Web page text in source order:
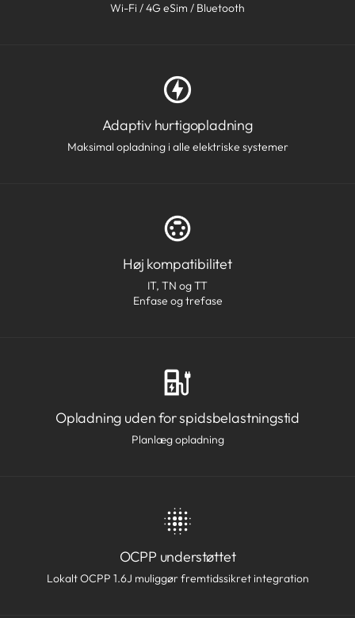
Wi-Fi / 4G eSim / Bluetooth
Adaptiv hurtigopladning
Maksimal opladning i alle elektriske systemer
Høj kompatibilitet
IT, TN og TT
Enfase og trefase
Opladning uden for spidsbelastningstid
Planlæg opladning
OCPP understøttet
Lokalt OCPP 1.6J muliggør fremtidssikret integration